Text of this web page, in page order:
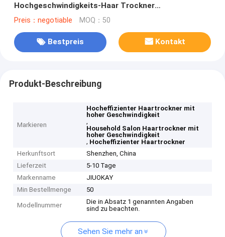
Hochgeschwindigkeits-Haar Trockner
Haushaltssalon mit Cool Shot-LCD
Preis：negotiable MOQ：50
Bestpreis Kontakt
Produkt-Beschreibung
Markieren
Hocheffizienter Haartrockner mit
hoher Geschwindigkeit
,
Household Salon Haartrockner mit
hoher Geschwindigkeit
, Hocheffizienter Haartrockner
Herkunftsort
Shenzhen, China
Lieferzeit
5-10 Tage
Markenname
JIUOKAY
Min Bestellmenge
50
Modellnummer
Die in Absatz 1 genannten Angaben
sind zu beachten.
Sehen Sie mehr an